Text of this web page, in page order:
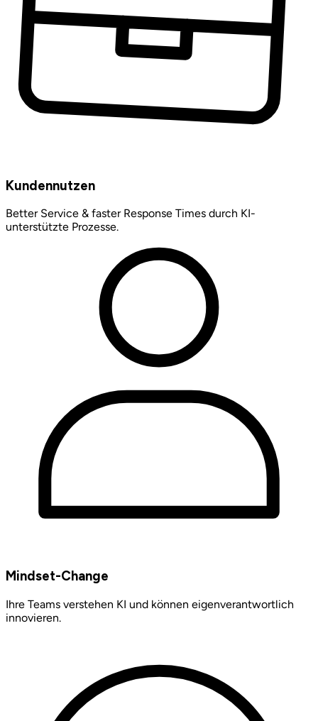
Kundennutzen
Better Service & faster Response Times durch KI-
unterstützte Prozesse.
Mindset-Change
Ihre Teams verstehen KI und können eigenverantwortlich
innovieren.